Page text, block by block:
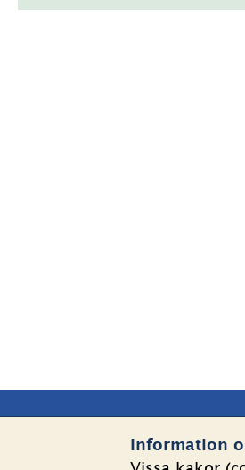
Information
Sidfot
Kontakta oss